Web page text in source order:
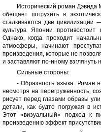
Исторический роман Дэвида
обещает погрузить в
сталкиваются две цивилизации
культура Японии противостоит
Однако, когда проходит
атмосферы, начинают
произведения, которые не
и заставляют по-иному взглянуть
Сильные стороны:
- Образность языка. Роман
несмотря на перегруженность,
рисует перед глазами образы
детали, как будто погружая в
Этот «визуальный» подход к
произведению эффект